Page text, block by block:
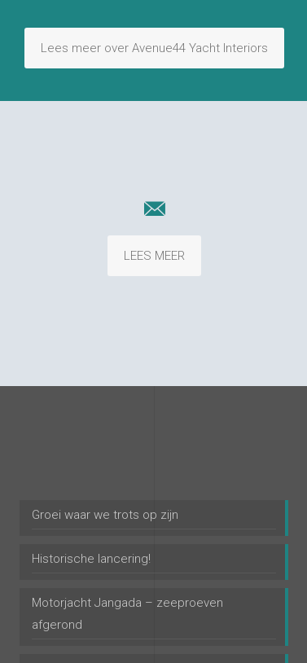
Lees meer over Avenue44 Yacht Interiors
LEES MEER
Groei waar we trots op zijn
Historische lancering!
Motorjacht Jangada – zeeproeven
afgerond